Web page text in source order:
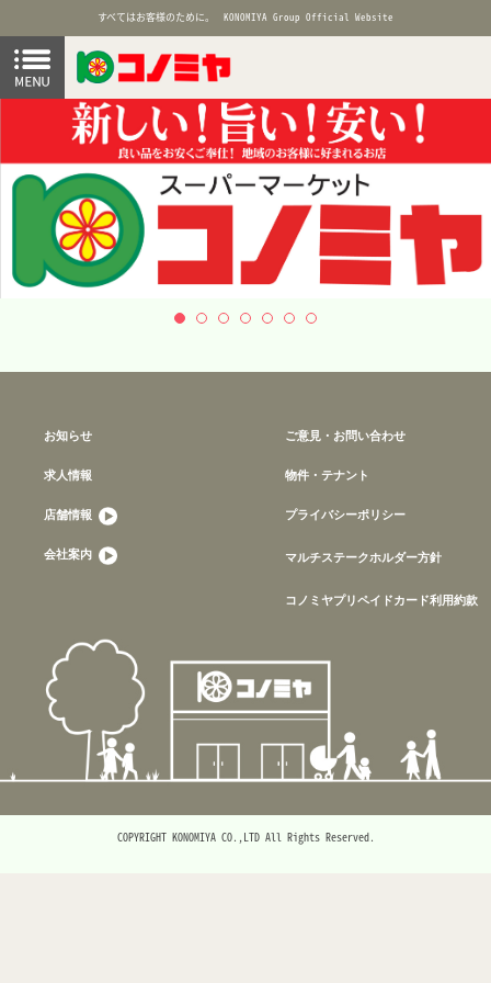
すべてはお客様のために。 KONOMIYA Group Official Website
お知らせ
求人情報
店舗情報
会社案内
ご意見・お問い合わせ
物件・テナント
プライバシーポリシー
マルチステークホルダー方針
コノミヤプリペイドカード利用約款
COPYRIGHT KONOMIYA CO.,LTD All Rights Reserved.